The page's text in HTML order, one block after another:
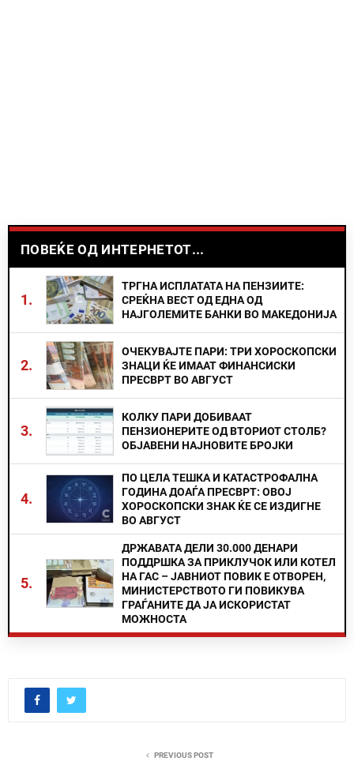
ПОВЕЌЕ ОД ИНТЕРНЕТОТ...
1.
ТРГНА ИСПЛАТАТА НА ПЕНЗИИТЕ:
СРЕЌНА ВЕСТ ОД ЕДНА ОД
НАЈГОЛЕМИТЕ БАНКИ ВО МАКЕДОНИЈА
2.
ОЧЕКУВАЈТЕ ПАРИ: ТРИ ХОРОСКОПСКИ
ЗНАЦИ ЌЕ ИМААТ ФИНАНСИСКИ
ПРЕСВРТ ВО АВГУСТ
3.
КОЛКУ ПАРИ ДОБИВААТ
ПЕНЗИОНЕРИТЕ ОД ВТОРИОТ СТОЛБ?
ОБЈАВЕНИ НАЈНОВИТЕ БРОЈКИ
4.
ПО ЦЕЛА ТЕШКА И КАТАСТРОФАЛНА
ГОДИНА ДОАЃА ПРЕСВРТ: ОВОЈ
ХОРОСКОПСКИ ЗНАК ЌЕ СЕ ИЗДИГНЕ
ВО АВГУСТ
5.
ДРЖАВАТА ДЕЛИ 30.000 ДЕНАРИ
ПОДДРШКА ЗА ПРИКЛУЧОК ИЛИ КОТЕЛ
НА ГАС – ЈАВНИОТ ПОВИК Е ОТВОРЕН,
МИНИСТЕРСТВОТО ГИ ПОВИКУВА
ГРАЃАНИТЕ ДА ЈА ИСКОРИСТАТ
МОЖНОСТА
PREVIOUS POST